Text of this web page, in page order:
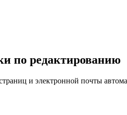
по редактированию
и электронной почты